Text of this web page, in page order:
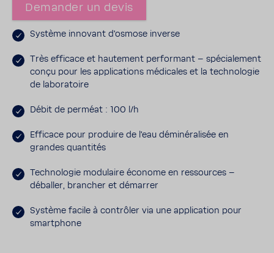
Demander un devis
Système inno­vant d'os­mose inverse
Très effi­cace et haute­ment perfor­mant – spécia­le­ment
conçu pour les appli­ca­tions médi­cales et la tech­no­logie
de labo­ra­toire
Débit de perméat : 100 l/h
Effi­cace pour produire de l'eau démi­né­ra­lisée en
grandes quan­tités
Tech­no­logie modu­laire économe en ressources –
déballer, bran­cher et démarrer
Système facile à contrôler via une appli­ca­tion pour
smart­phone